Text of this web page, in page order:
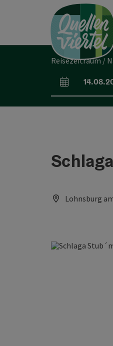
Zum InhaltAccesskey
[0]
Zur NavigationAccesskey
Zum Seitenanfang
An- und
Lohnsburg